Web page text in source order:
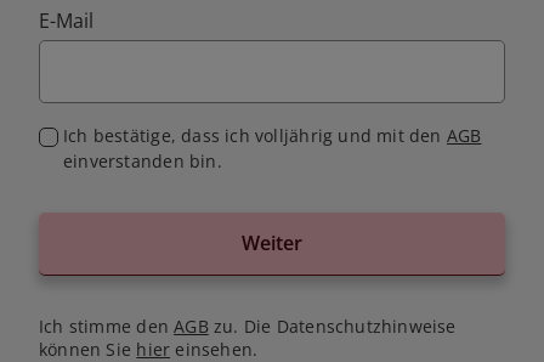
E-Mail
Ich bestätige, dass ich volljährig und mit den AGB
einverstanden bin.
Weiter
Ich stimme denAGB zu. Die Datenschutzhinweise
können Sie hier einsehen.